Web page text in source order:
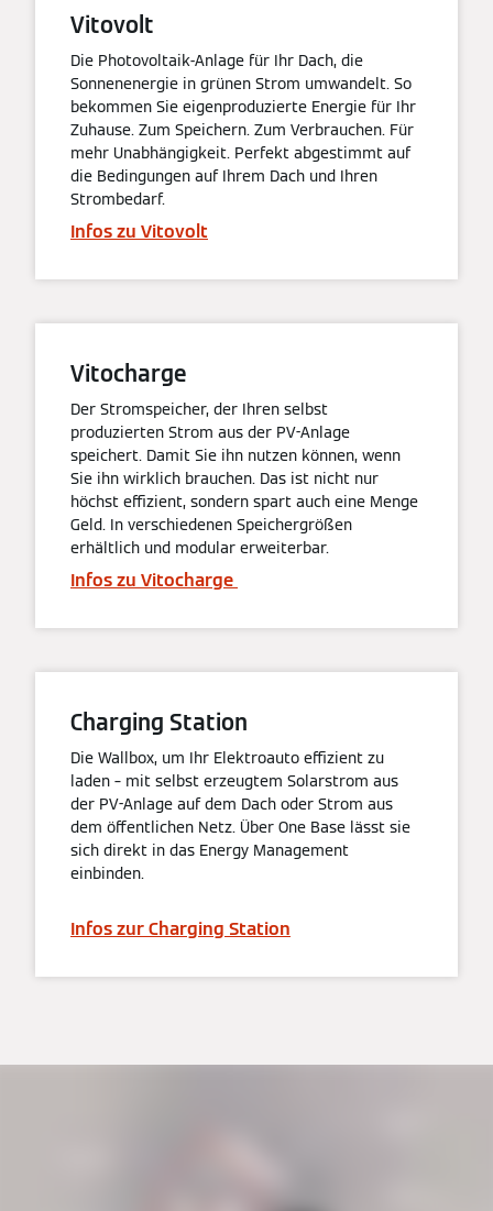
Vitovolt
Die Photovoltaik-Anlage für Ihr Dach, die
Sonnenenergie in grünen Strom umwandelt. So
bekommen Sie eigenproduzierte Energie für Ihr
Zuhause. Zum Speichern. Zum Verbrauchen. Für
mehr Unabhängigkeit. Perfekt abgestimmt auf
die Bedingungen auf Ihrem Dach und Ihren
Strombedarf.
Infos zu Vitovolt
Vitocharge
Der Stromspeicher, der Ihren selbst
produzierten Strom aus der PV-Anlage
speichert. Damit Sie ihn nutzen können, wenn
Sie ihn wirklich brauchen. Das ist nicht nur
höchst effizient, sondern spart auch eine Menge
Geld. In verschiedenen Speichergrößen
erhältlich und modular erweiterbar.
Infos zu Vitocharge
Charging Station
Die Wallbox, um Ihr Elektroauto effizient zu
laden – mit selbst erzeugtem Solarstrom aus
der PV-Anlage auf dem Dach oder Strom aus
dem öffentlichen Netz. Über One Base lässt sie
sich direkt in das Energy Management
einbinden.
Infos zur Charging Station